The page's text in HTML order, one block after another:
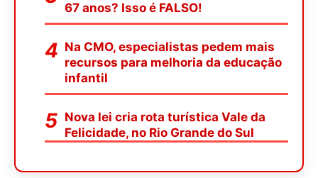
67 anos? Isso é FALSO!
Na CMO, especialistas pedem mais
recursos para melhoria da educação
infantil
Nova lei cria rota turística Vale da
Felicidade, no Rio Grande do Sul